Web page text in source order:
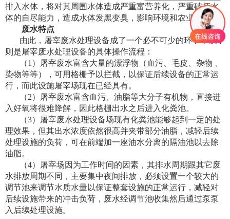
排入水体，将对其周围水体造成严重富营养化，严重破坏水
体的自尽能力，造成水体发黑变臭，影响环境和农业灌溉。
废水特点
由此，屠宰废水处理设备成了一个必不可少的环节，以下
则是屠宰废水处理设备的具体操作流程：
（1 ）屠宰废水富含大量的漂浮物（血污、毛皮、杂物 、
染物等等），可用格栅予以拦截，以保证后续设备的正常运
行，而此设施屠宰场现在已经具有。
（2）屠宰废水富含血污、油脂等大分子有机物，直接进
入好氧将很难降解，因此格栅出水之后进入化粪池。
（3）屠宰废水处理设备场现有化粪池能够起到一定的处
理效果，但其出水浓度依然很高并夹带部分油脂，减轻后续
处理设施的负荷，可在前端加一座油水分离的隔油池以去除
油脂。
（4）屠宰场因为工作时间的因素，其排水周期跟其它废
水排放周期不同，主要集中夜间排放，必须设置一个较大的
调节池来调节水质水量以保证整套设施的正常运行，减轻对
后续设施带来的冲击负荷，废水经调节池收集然后通过泵泵
入后续处理设施。